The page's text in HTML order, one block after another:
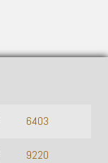
6403
9220